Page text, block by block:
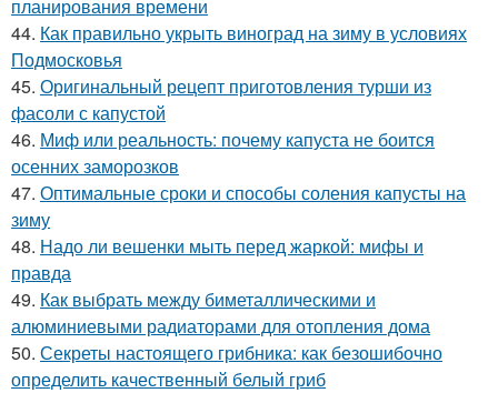
планирования времени
44. Как правильно укрыть виноград на зиму в условиях
Подмосковья
45. Оригинальный рецепт приготовления турши из
фасоли с капустой
46. Миф или реальность: почему капуста не боится
осенних заморозков
47. Оптимальные сроки и способы соления капусты на
зиму
48. Надо ли вешенки мыть перед жаркой: мифы и
правда
49. Как выбрать между биметаллическими и
алюминиевыми радиаторами для отопления дома
50. Секреты настоящего грибника: как безошибочно
определить качественный белый гриб